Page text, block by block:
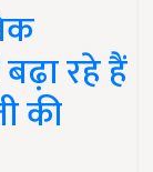
रहे हैं
की